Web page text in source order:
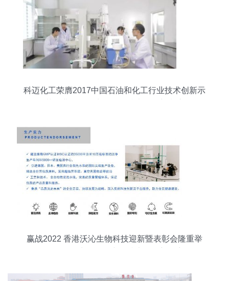
科迈化工荣膺2017中国石油和化工行业技术创新示
赢战2022 香港沃沁生物科技迎新暨表彰会隆重举